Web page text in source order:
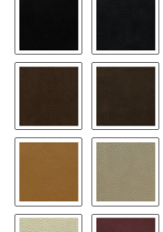
0500 - schwarz0509
2242 - schokolade
2276
2620 - brandy2816